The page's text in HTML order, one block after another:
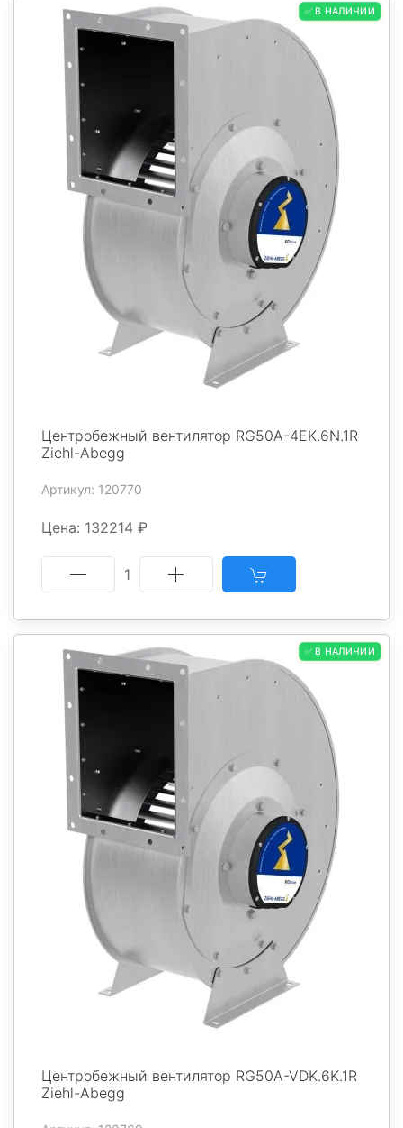
✅ В НАЛИЧИИ
Центробежный вентилятор RG50A-4EK.6N.1R
Ziehl-Abegg
Артикул: 120770
Цена: 132214 ₽
1
✅ В НАЛИЧИИ
Центробежный вентилятор RG50A-VDK.6K.1R
Ziehl-Abegg